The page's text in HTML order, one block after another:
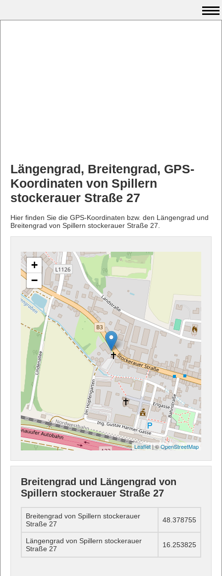
Längengrad, Breitengrad, GPS-
Koordinaten von Spillern
stockerauer Straße 27
Hier finden Sie die GPS-Koordinaten bzw. den Längengrad und
Breitengrad von Spillern stockerauer Straße 27.
+
−
Leaflet| ©OpenStreetMap
Breitengrad und Längengrad von
Spillern stockerauer Straße 27
Breitengrad von Spillern stockerauer
Straße 27
48.378755
Längengrad von Spillern stockerauer
Straße 27
16.253825